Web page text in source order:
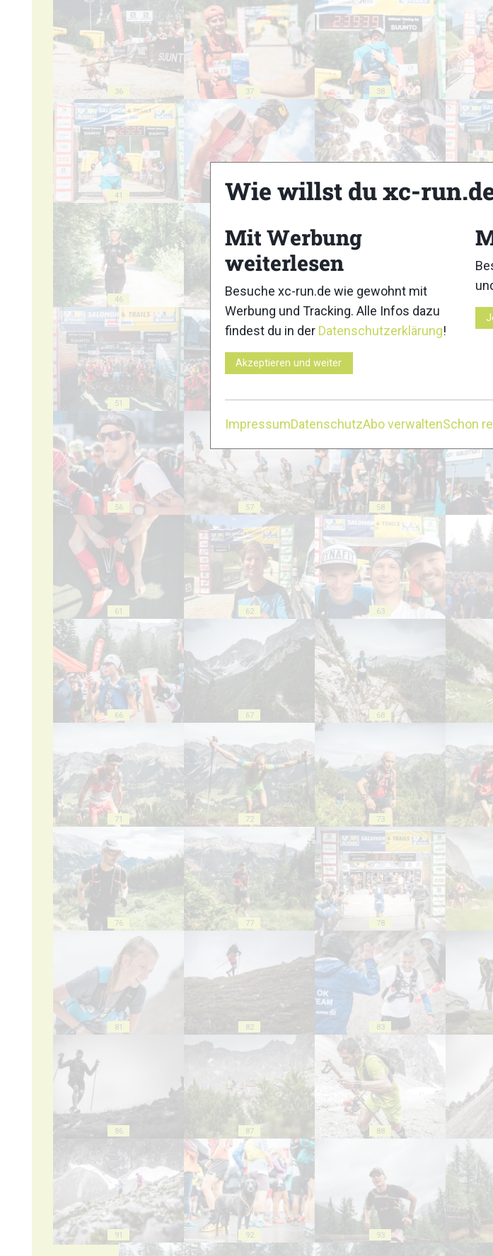
36 37 38
41 42 43
46
51 52 53
56 57 58
61 62 63
66 67 68
71 72 73
76 77 78
81 82 83
86 87 88
91 92 93
Wie willst du xc-
Mit Werbung
weiterlesen
Besuche xc-run.de wie gewohnt mit
Werbung und Tracking. Alle Infos dazu
findest du in der Datenschutzerklärung!
Akzeptieren und weiter
ImpressumDatenschutzAbo verwaltenSchon